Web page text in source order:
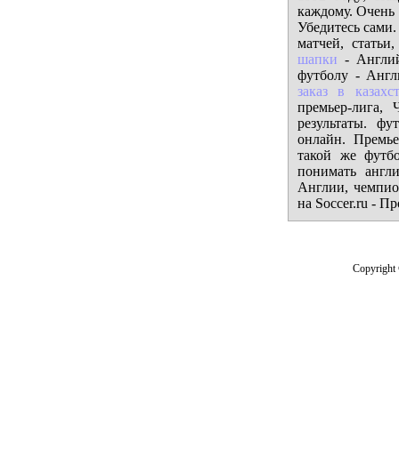
каждому. Очень
Убедитесь
матчей,
шапки -
футболу -
заказ в
премьер-
результаты.
онлайн.
такой же
понимать
Англии,
на Soccer.ru -
Copyright